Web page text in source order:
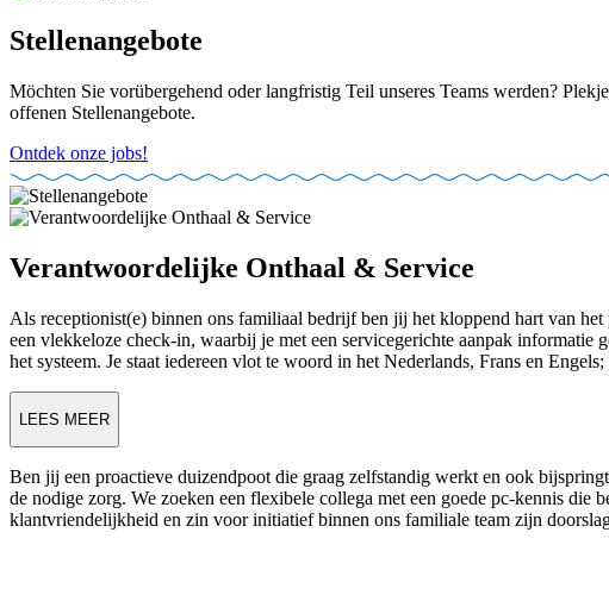
Stellenangebote
Möchten Sie vorübergehend oder langfristig Teil unseres Teams werden?
offenen Stellenangebote.
Ontdek onze jobs!
Verantwoordelijke Onthaal & Service
Als receptionist(e) binnen ons familiaal bedrijf ben jij het kloppend hart van
een vlekkeloze check-in, waarbij je met een servicegerichte aanpak
het systeem. Je staat iedereen vlot te woord in het Nederlands, Frans en
LEES MEER
Ben jij een proactieve duizendpoot die graag zelfstandig werkt en ook
de nodige zorg. We zoeken een flexibele collega met een goede pc-kennis
klantvriendelijkheid en zin voor initiatief binnen ons familiale team zijn